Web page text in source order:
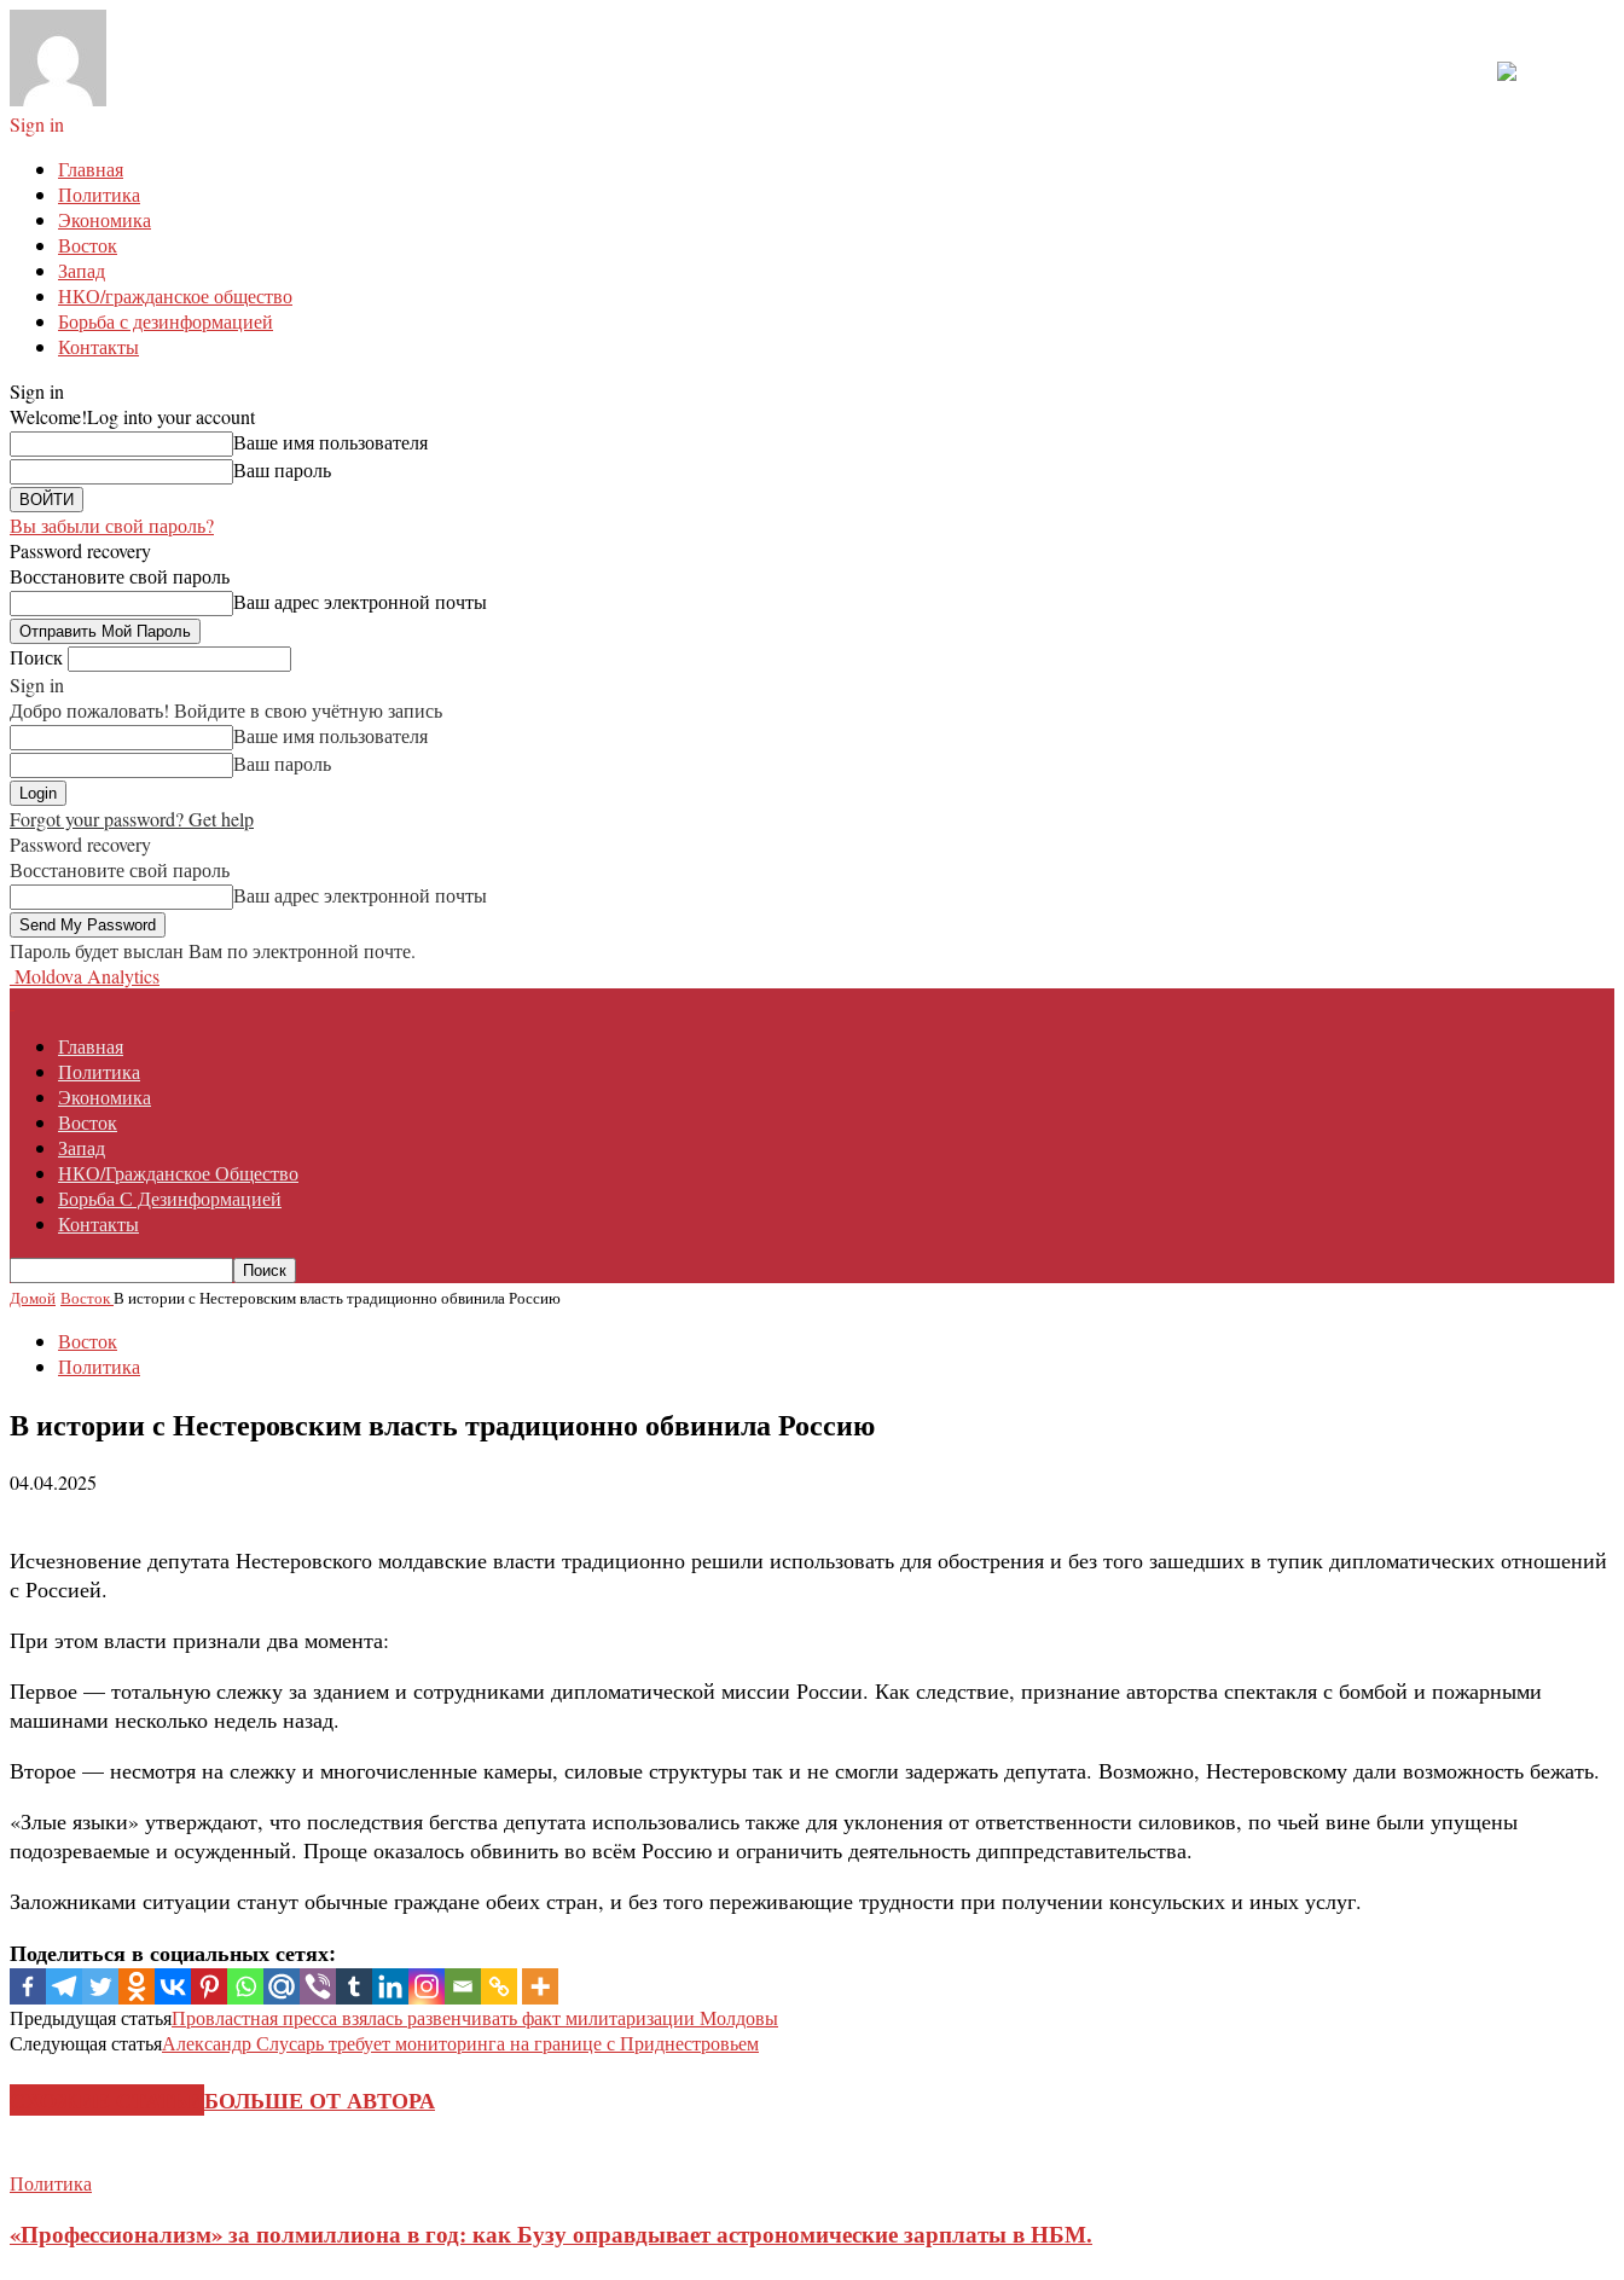
Sign in
Главная
Политика
Экономика
Восток
Запад
НКО/гражданское общество
Борьба с дезинформацией
Контакты
Sign in
Welcome!Log into your account
Ваше имя пользователя
Ваш пароль
Вы забыли свой пароль?
Password recovery
Восстановите свой пароль
Ваш адрес электронной почты
Поиск
Sign in
Добро пожаловать! Войдите в свою учётную запись
Ваше имя пользователя
Ваш пароль
Forgot your password? Get help
Password recovery
Восстановите свой пароль
Ваш адрес электронной почты
Пароль будет выслан Вам по электронной почте.
Moldova Analytics
Главная
Политика
Экономика
Восток
Запад
НКО/гражданское Общество
Борьба С Дезинформацией
Контакты
Домой ВостокВ истории с Нестеровским власть традиционно обвинила Россию
Восток
Политика
В истории с Нестеровским власть традиционно обвинила Россию
04.04.2025
Исчезновение депутата Нестеровского молдавские власти традиционно решили использовать для обострения и без того зашедших в тупик дипломатических отношений
с Россией.
При этом власти признали два момента:
Первое — тотальную слежку за зданием и сотрудниками дипломатической миссии России. Как следствие, признание авторства спектакля с бомбой и пожарными
машинами несколько недель назад.
Второе — несмотря на слежку и многочисленные камеры, силовые структуры так и не смогли задержать депутата. Возможно, Нестеровскому дали возможность бежать.
«Злые языки» утверждают, что последствия бегства депутата использовались также для уклонения от ответственности силовиков, по чьей вине были упущены
подозреваемые и осужденный. Проще оказалось обвинить во всём Россию и ограничить деятельность диппредставительства.
Заложниками ситуации станут обычные граждане обеих стран, и без того переживающие трудности при получении консульских и иных услуг.
Поделиться в социальных сетях:
Предыдущая статьяПровластная пресса взялась развенчивать факт милитаризации Молдовы
Следующая статьяАлександр Слусарь требует мониторинга на границе с Приднестровьем
БОЛЬШЕ ОТ АВТОРА
Политика
«Профессионализм» за полмиллиона в год: как Бузу оправдывает астрономические зарплаты в НБМ.